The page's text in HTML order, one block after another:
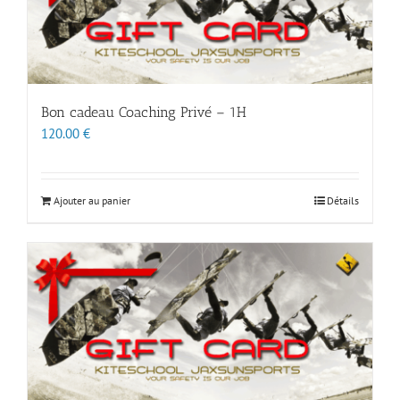
Bon cadeau Coaching Privé – 1H
120.00 €
Ajouter au panier Détails